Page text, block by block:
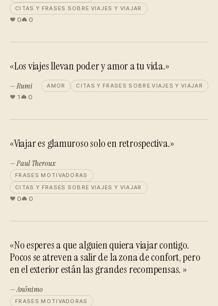
CITAS Y FRASES SOBRE VIAJES Y VIAJAR
0 0
«Los viajes llevan poder y amor a tu vida.»
— Rumi AMOR CITAS Y FRASES SOBRE VIAJES Y VIAJAR
1 0
«Viajar es glamuroso solo en retrospectiva.»
— Paul Theroux
FRASES MOTIVADORAS
CITAS Y FRASES SOBRE VIAJES Y VIAJAR
0 0
«No esperes a que alguien quiera viajar contigo.
Pocos se atreven a salir de la zona de confort, pero
en el exterior están las grandes recompensas. »
— Anónimo
FRASES MOTIVADORAS